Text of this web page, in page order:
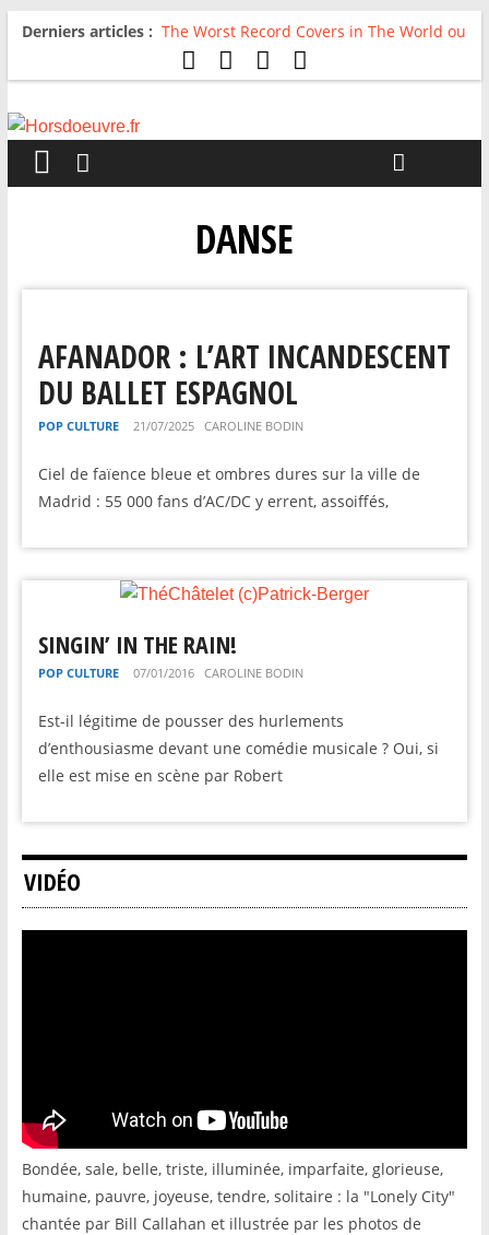
Derniers articles : The Worst Record Covers in The World ou
Comment rire du pire
Avril 2026 : C’est dans les vieux pots
For The First Time, Again : Tyler Ballgame
DANSE
AFANADOR : L’ART INCANDESCENT
DU BALLET ESPAGNOL
POP CULTURE 21/07/2025 CAROLINE BODIN
Ciel de faïence bleue et ombres dures sur la ville de
Madrid : 55 000 fans d’AC/DC y errent, assoiffés,
SINGIN’ IN THE RAIN!
POP CULTURE 07/01/2016 CAROLINE BODIN
Est-il légitime de pousser des hurlements
d’enthousiasme devant une comédie musicale ? Oui, si
elle est mise en scène par Robert
VIDÉO
Bondée, sale, belle, triste, illuminée, imparfaite, glorieuse,
humaine, pauvre, joyeuse, tendre, solitaire : la "Lonely City"
chantée par Bill Callahan et illustrée par les photos de